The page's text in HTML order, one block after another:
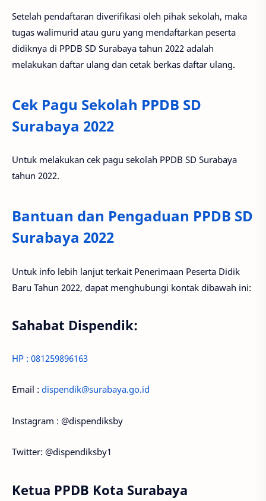
Setelah pendaftaran diverifikasi oleh pihak sekolah, maka
tugas walimurid atau guru yang mendaftarkan peserta
didiknya di PPDB SD Surabaya tahun 2022 adalah
melakukan daftar ulang dan cetak berkas daftar ulang.
Cek Pagu Sekolah PPDB SD
Surabaya 2022
Untuk melakukan cek pagu sekolah PPDB SD Surabaya
tahun 2022.
Bantuan dan Pengaduan PPDB SD
Surabaya 2022
Untuk info lebih lanjut terkait Penerimaan Peserta Didik
Baru Tahun 2022, dapat menghubungi kontak dibawah ini:
Sahabat Dispendik:
HP : 081259896163
Email : dispendik@surabaya.go.id
Instagram : @dispendiksby
Twitter: @dispendiksby1
Ketua PPDB Kota Surabaya